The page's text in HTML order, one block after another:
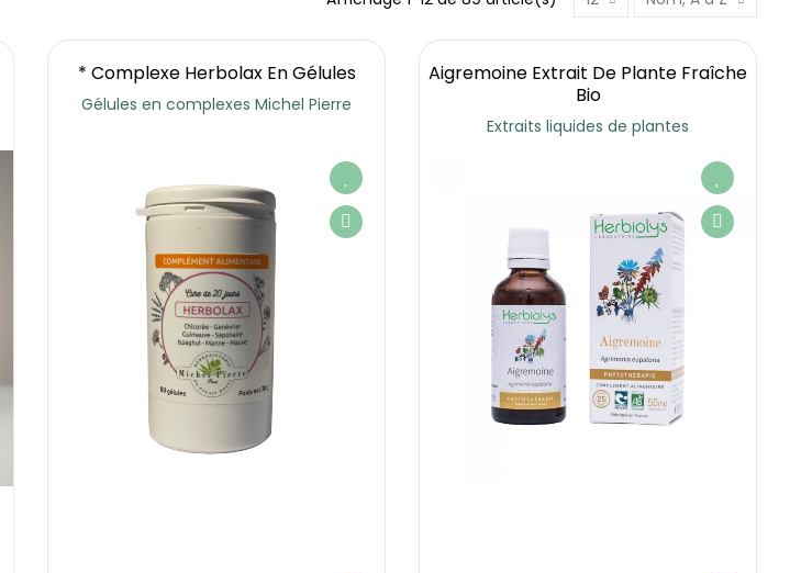
* Complexe Herbolax En Gélules
Gélules en complexes Michel Pierre
Aigremoine Extrait De Plante Fraîche
Bio
Extraits liquides de plantes